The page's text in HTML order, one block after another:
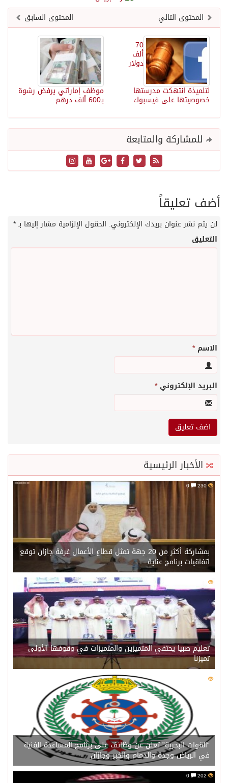
المحتوى السابق المحتوى التالي
موظف إماراتي يرفض رشوة
بـ600 ألف درهم
70
ألف
دولار
لتلميذة انتهكت مدرستها
خصوصيتها على فيسبوك
للمشاركة والمتابعة
أضف تعليقاً
لن يتم نشر عنوان بريدك الإلكتروني. الحقول الإلزامية مشار إليها بـ*
التعليق
الاسم*
البريد الإلكتروني*
الأخبار الرئيسية
230
بمشاركة أكثر من 20 جهة تمثل قطاع الأعمال غرفة جازان توقع
اتفاقيات برنامج عناية
209
تعليم صبيا يحتفي المتميزين والمتميزات في وقوفها الأولى
تميزنا
203
“القوات البحرية” تعلن عن وظائف على برنامج المساعدة الفنية
في الرياض وجدة والدمام والخبر وجازان
202